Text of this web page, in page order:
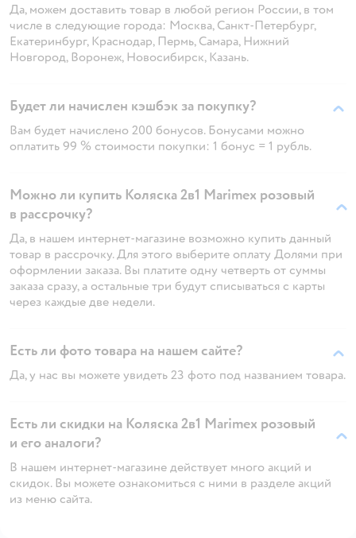
Да, можем доставить товар в любой регион России, в том
числе в следующие города: Москва, Санкт-Петербург,
Екатеринбург, Краснодар, Пермь, Самара, Нижний
Новгород, Воронеж, Новосибирск, Казань.
Будет ли начислен кэшбэк за покупку?
Вам будет начислено 200 бонусов. Бонусами можно
оплатить 99 % стоимости покупки: 1 бонус = 1 рубль.
Можно ли купить Коляска 2в1 Marimex розовый
в рассрочку?
Да, в нашем интернет-магазине возможно купить данный
товар в рассрочку. Для этого выберите оплату Долями при
оформлении заказа. Вы платите одну четверть от суммы
заказа сразу, а остальные три будут списываться с карты
через каждые две недели.
Есть ли фото товара на нашем сайте?
Да, у нас вы можете увидеть 23 фото под названием товара.
Есть ли скидки на Коляска 2в1 Marimex розовый
и его аналоги?
В нашем интернет-магазине действует много акций и
скидок. Вы можете ознакомиться с ними в разделе акций
из меню сайта.